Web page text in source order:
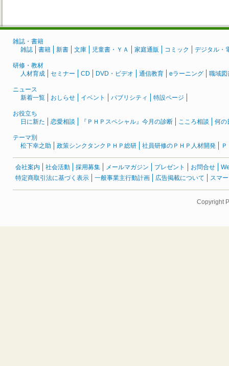
雑誌・書籍
雑誌
書籍 新書 文庫 児童書・ＹＡ 家庭通販 コミック デジタル・
研修・教材
人材育成
セミナー CD DVD・ビデオ 通信教育 eラーニング 職域図
ニュース
新着一覧
おしらせ イベント パブリシティ 特設ページ
お役立ち
日に新た
恋愛相談 『ＰＨＰスペシャル』今月の診断 こころ相談 何の
テーマ別
松下幸之助
政策シンクタンクＰＨＰ総研 社員研修のＰＨＰ人材開発
会社案内 社会活動 採用募集 メールマガジン プレゼント お問合せ
特定商取引法に基づく表示
一般事業主行動計画 広告掲載について スマ
Copyright